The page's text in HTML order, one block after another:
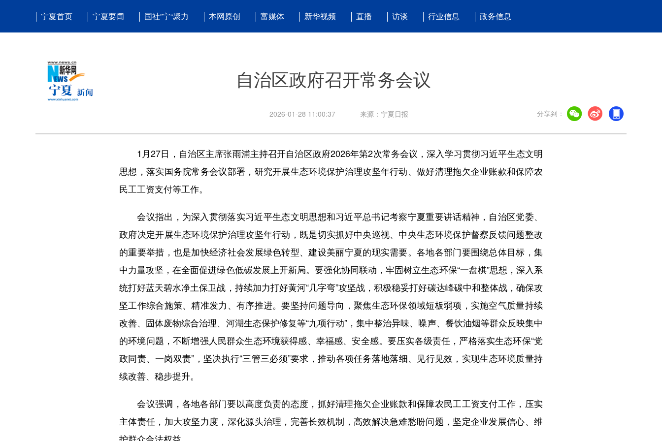
宁夏首页 宁夏要闻 国社”宁“聚力 本网原创 富媒体 新华视频 直播 访谈 行业信息 政务信息
自治区政府召开常务会议
2026-01-28 11:00:37 来源：宁夏日报 分享到：
1月27日，自治区主席张雨浦主持召开自治区政府2026年第2次常务会议，深入学习贯彻习近平生态文明
思想，落实国务院常务会议部署，研究开展生态环境保护治理攻坚年行动、做好清理拖欠企业账款和保障农
民工工资支付等工作。
会议指出，为深入贯彻落实习近平生态文明思想和习近平总书记考察宁夏重要讲话精神，自治区党委、
政府决定开展生态环境保护治理攻坚年行动，既是切实抓好中央巡视、中央生态环境保护督察反馈问题整改
的重要举措，也是加快经济社会发展绿色转型、建设美丽宁夏的现实需要。各地各部门要围绕总体目标，集
中力量攻坚，在全面促进绿色低碳发展上开新局。要强化协同联动，牢固树立生态环保“一盘棋”思想，深入系
统打好蓝天碧水净土保卫战，持续加力打好黄河“几字弯”攻坚战，积极稳妥打好碳达峰碳中和整体战，确保攻
坚工作综合施策、精准发力、有序推进。要坚持问题导向，聚焦生态环保领域短板弱项，实施空气质量持续
改善、固体废物综合治理、河湖生态保护修复等“九项行动”，集中整治异味、噪声、餐饮油烟等群众反映集中
的环境问题，不断增强人民群众生态环境获得感、幸福感、安全感。要压实各级责任，严格落实生态环保“党
政同责、一岗双责”，坚决执行“三管三必须”要求，推动各项任务落地落细、见行见效，实现生态环境质量持
续改善、稳步提升。
会议强调，各地各部门要以高度负责的态度，抓好清理拖欠企业账款和保障农民工工资支付工作，压实
主体责任，加大攻坚力度，深化源头治理，完善长效机制，高效解决急难愁盼问题，坚定企业发展信心、维